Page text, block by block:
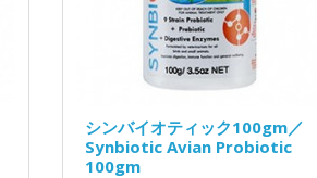
シンバイオティック100gm／
Synbiotic Avian Probiotic
100gm